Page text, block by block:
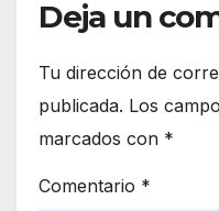
Deja un
Tu dirección de
publicada. Los
marcados con *
Comentario *